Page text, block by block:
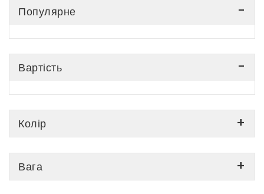
Популярне
Вартість
Колір
Вага